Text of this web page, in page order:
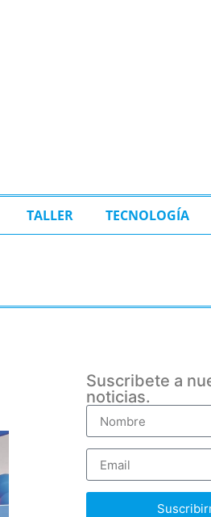
TALLER TECNOLOGÍA
Suscribete a
noticias.